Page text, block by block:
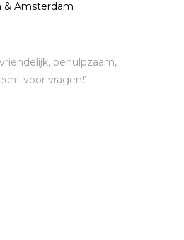
& Amsterdam
behulpzaam,
voor vragen!’